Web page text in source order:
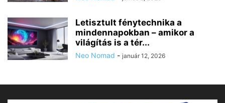
Letisztult fénytechnika a
mindennapokban – amikor a
világítás is a tér...
Neo Nomad - január 12, 2026